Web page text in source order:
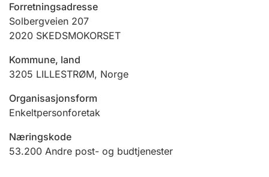
Jeger
Ektepaktveileder
Offentlig sektor
Forretningsadresse
Solbergveien 207
2020 SKEDSMOKORSET
Kommune, land
3205 LILLESTRØM, Norge
Organisasjonsform
Enkeltpersonforetak
Næringskode
53.200 Andre post- og budtjenester